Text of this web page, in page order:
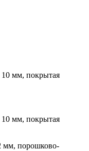
мм, покрытая
мм, покрытая
мм, порошково-